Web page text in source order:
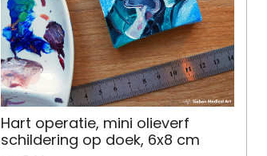
Hart operatie, mini olieverf
schildering op doek, 6x8 cm